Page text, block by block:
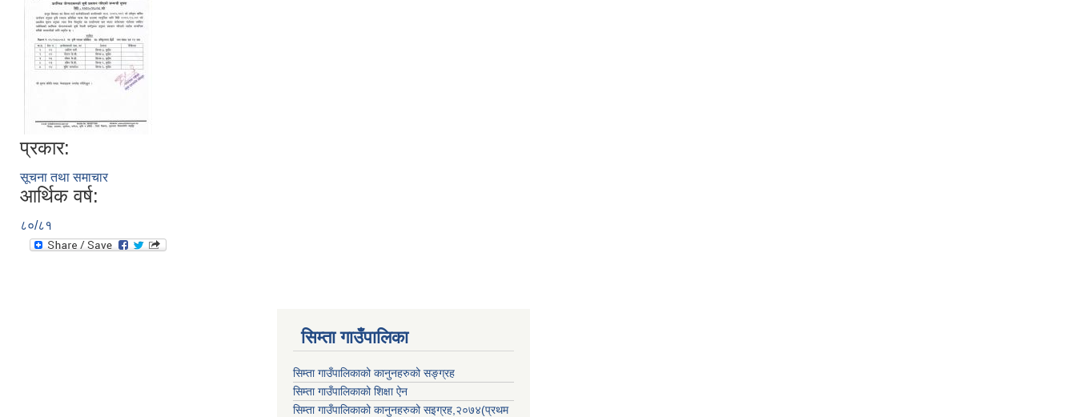
प्रकार:
सूचना तथा समाचार
आर्थिक वर्ष:
८०/८१
सिम्ता गाउँपालिका
सिम्ता गाउँपालिकाको कानुनहरुको सङ्ग्रह
सिम्ता गाउँपालिकाको शिक्षा ऐन
सिम्ता गाउँपालिकाको कानुनहरुको सइग्रह,२०७४(प्रथम